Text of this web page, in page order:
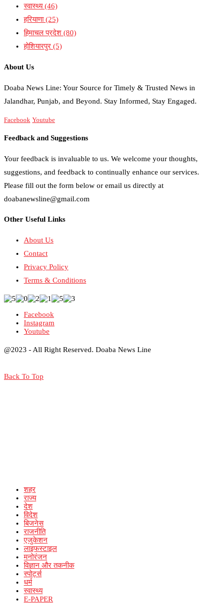
स्वास्थ्य(46)
हरियाणा(25)
हिमाचल प्रदेश (80)
होशियारपुर (5)
About Us
Doaba News Line: Your Source for Timely & Trusted News in
Jalandhar, Punjab, and Beyond. Stay Informed, Stay Engaged.
Facebook Youtube
Feedback and Suggestions
Your feedback is invaluable to us. We welcome your thoughts,
suggestions, and feedback to continually enhance our services.
Please fill out the form below or email us directly at
doabanewsline@gmail.com
Other Useful Links
About Us
Contact
Privacy Policy
Terms & Conditions
Facebook
Instagram
Youtube
@2023 - All Right Reserved. Doaba News Line
Back To Top
शहर
राज्य
देश
विदेश
बिजनेस
राजनीति
एजुकेशन
लाइफस्टाइल
मनोरंजन
विज्ञान और तकनीक
स्पोर्ट्स
धर्म
स्वास्थ्य
E-PAPER